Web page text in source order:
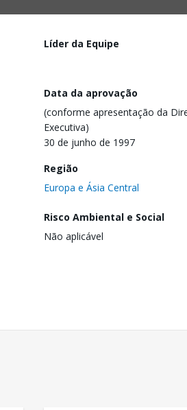
Líder da Equipe
Data da aprovação
(conforme apresentação da
Executiva)
30 de junho de 1997
Região
Europa e Ásia Central
Risco Ambiental e Social
Não aplicável